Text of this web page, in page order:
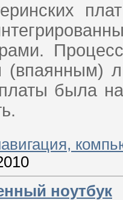
(впаянным)
была
ноутбук